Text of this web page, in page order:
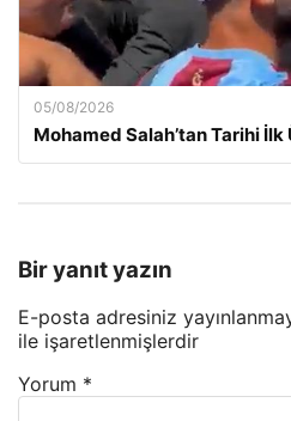
05/08/2026
Mohamed Salah’tan Tarihi İlk
Bir yanıt yazın
E-posta adresiniz
ile işaretlenmişlerdir
Yorum *